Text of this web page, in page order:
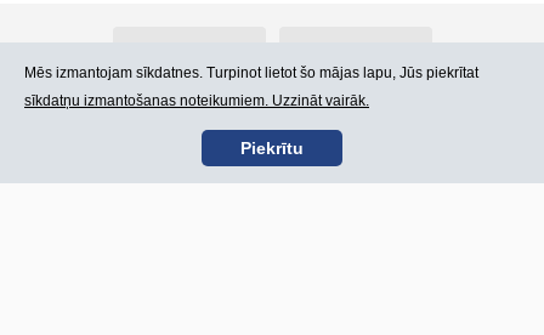
Kontakti Lietošanas noteikumi
Mēs izmantojam sīkdatnes. Turpinot lietot šo mājas lapu, Jūs piekrītat
sīkdatņu izmantošanas noteikumiem. Uzzināt vairāk.
Piekrītu